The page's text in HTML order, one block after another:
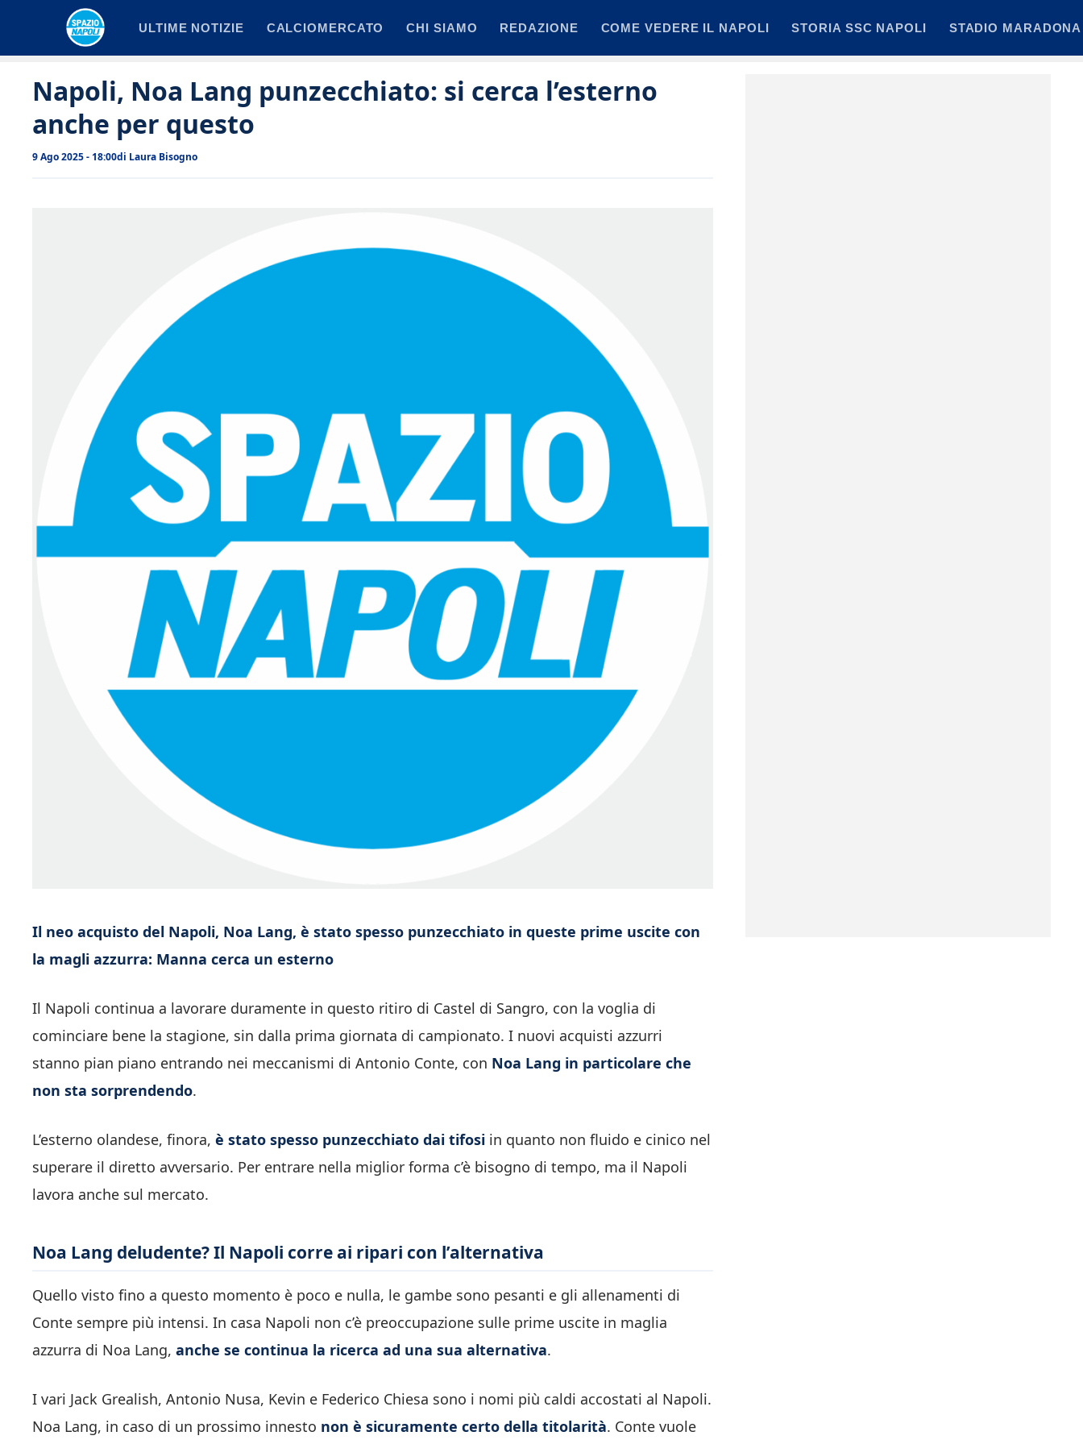
ULTIME NOTIZIE CALCIOMERCATO CHI SIAMO REDAZIONE COME VEDERE IL NAPOLI STORIA SSC NAPOLI STADIO MARADONA
Napoli, Noa Lang punzecchiato: si cerca l’esterno
anche per questo
9 Ago 2025 - 18:00di Laura Bisogno
Il neo acquisto del Napoli, Noa Lang, è stato spesso punzecchiato in queste prime uscite con
la magli azzurra: Manna cerca un esterno
Il Napoli continua a lavorare duramente in questo ritiro di Castel di Sangro, con la voglia di
cominciare bene la stagione, sin dalla prima giornata di campionato. I nuovi acquisti azzurri
stanno pian piano entrando nei meccanismi di Antonio Conte, con Noa Lang in particolare che
non sta sorprendendo.
L’esterno olandese, finora, è stato spesso punzecchiato dai tifosi in quanto non fluido e cinico nel
superare il diretto avversario. Per entrare nella miglior forma c’è bisogno di tempo, ma il Napoli
lavora anche sul mercato.
Noa Lang deludente? Il Napoli corre ai ripari con l’alternativa
Quello visto fino a questo momento è poco e nulla, le gambe sono pesanti e gli allenamenti di
Conte sempre più intensi. In casa Napoli non c’è preoccupazione sulle prime uscite in maglia
azzurra di Noa Lang, anche se continua la ricerca ad una sua alternativa.
I vari Jack Grealish, Antonio Nusa, Kevin e Federico Chiesa sono i nomi più caldi accostati al Napoli.
Noa Lang, in caso di un prossimo innesto non è sicuramente certo della titolarità. Conte vuole